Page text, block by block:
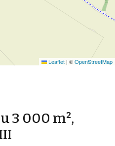
Leaflet | ©OpenStreetMap
3 000 m²,